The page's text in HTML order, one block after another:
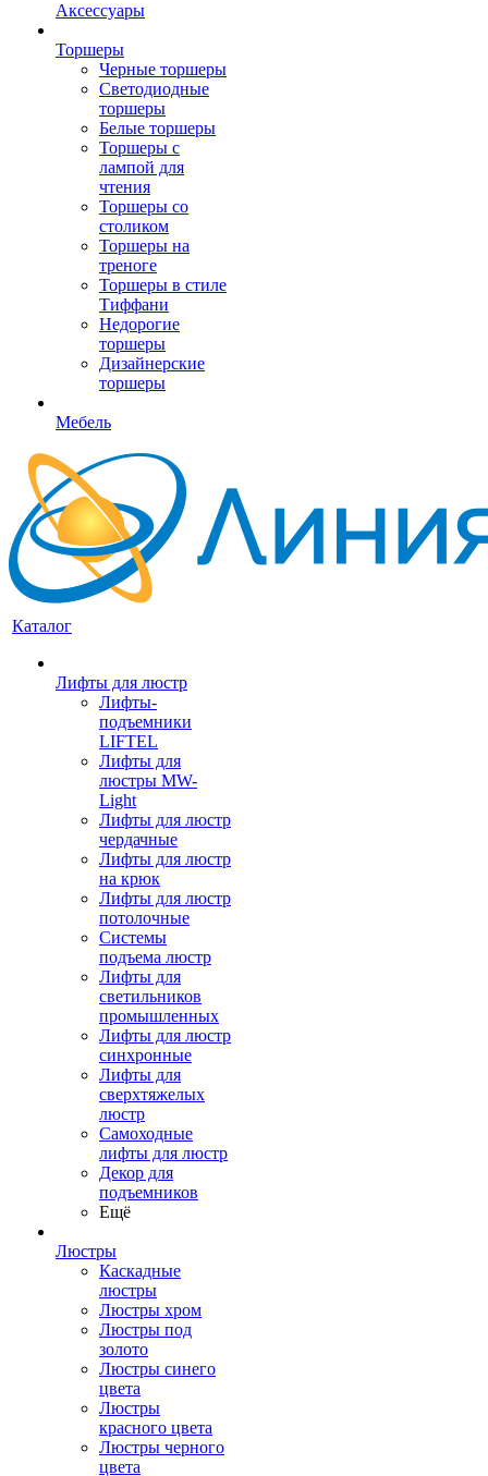
Аксессуары
Торшеры
Черные торшеры
Светодиодные
торшеры
Белые торшеры
Торшеры с
лампой для
чтения
Торшеры со
столиком
Торшеры на
треноге
Торшеры в стиле
Тиффани
Недорогие
торшеры
Дизайнерские
торшеры
Мебель
Каталог
Лифты для люстр
Лифты-
подъемники
LIFTEL
Лифты для
люстры MW-
Light
Лифты для люстр
чердачные
Лифты для люстр
на крюк
Лифты для люстр
потолочные
Системы
подъема люстр
Лифты для
светильников
промышленных
Лифты для люстр
синхронные
Лифты для
сверхтяжелых
люстр
Самоходные
лифты для люстр
Декор для
подъемников
Ещё
Люстры
Каскадные
люстры
Люстры хром
Люстры под
золото
Люстры синего
цвета
Люстры
красного цвета
Люстры черного
цвета